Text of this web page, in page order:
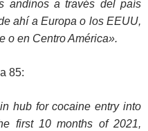
andinos a través del país
ahí a Europa o los EEUU,
o en Centro América».
85:
hub for cocaine entry into
first 10 months of 2021,